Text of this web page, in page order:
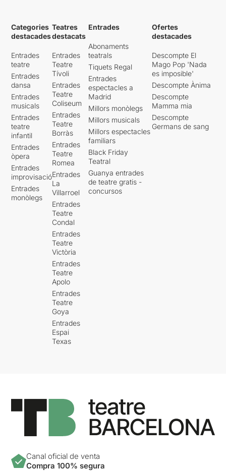
Categories
destacades
Entrades
teatre
Entrades
dansa
Entrades
musicals
Entrades
teatre
infantil
Entrades
òpera
Entrades
improvisació
Entrades
monòlegs
Teatres
destacats
Entrades
Teatre
Tívoli
Entrades
Teatre
Coliseum
Entrades
Teatre
Borràs
Entrades
Teatre
Romea
Entrades
La
Villarroel
Entrades
Teatre
Condal
Entrades
Teatre
Victòria
Entrades
Teatre
Apolo
Entrades
Teatre
Goya
Entrades
Espai
Texas
Entrades
Abonaments
teatrals
Tiquets Regal
Entrades
espectacles a
Madrid
Millors monòlegs
Millors musicals
Millors espectacles
familiars
Black Friday
Teatral
Guanya entrades
de teatre gratis -
concursos
Ofertes
destacades
Descompte El
Mago Pop 'Nada
es imposible'
Descompte Ànima
Descompte
Mamma mia
Descompte
Germans de sang
Canal oficial de venta
Compra 100% segura